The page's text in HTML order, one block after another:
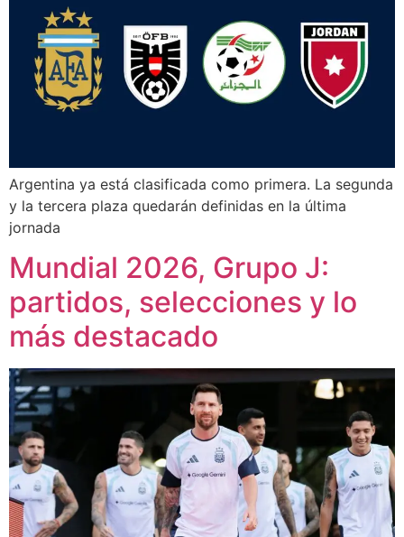
Argentina ya está clasificada como primera. La segunda
y la tercera plaza quedarán definidas en la última
jornada
Mundial 2026, Grupo J:
partidos, selecciones y lo
más destacado